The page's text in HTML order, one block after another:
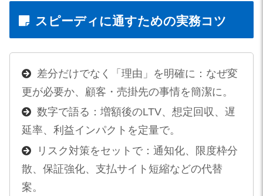
スピーディに通すための実務コツ
差分だけでなく「理由」を明確に：なぜ変
更が必要か、顧客・売掛先の事情を簡潔に。
数字で語る：増額後のLTV、想定回収、遅
延率、利益インパクトを定量で。
リスク対策をセットで：通知化、限度枠分
散、保証強化、支払サイト短縮などの代替
案。